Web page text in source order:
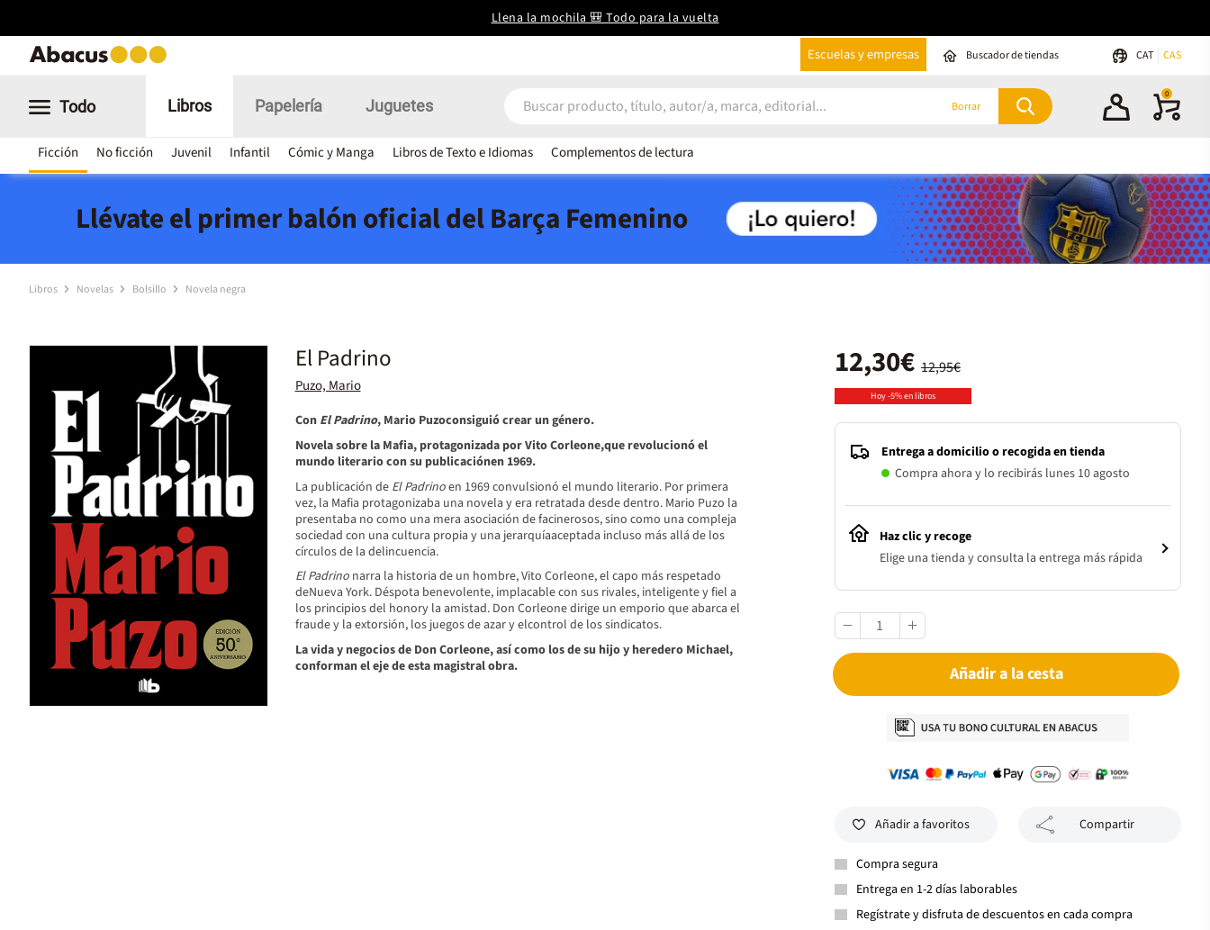
Llena la mochila 🎒 Todo para la vuelta
Escuelas y empresas Buscador de tiendas CAT CAS
Todo Libros
Ficción No ficción Juvenil Infantil Cómic y Manga Libros de Texto e Idiomas Complementos de lectura
Papelería Juguetes Borrar
0
Llévate el primer balón oficial del Barça Femenino
Libros Novelas Bolsillo Novela negra
El Padrino
Puzo, Mario
Con El Padrino, Mario Puzoconsiguió crear un género.
Novela sobre la Mafia, protagonizada por Vito Corleone,que revolucionó el
mundo literario con su publicaciónen 1969.
La publicación de El Padrinoen 1969 convulsionó el mundo literario. Por primera
vez, la Mafia protagonizaba una novela y era retratada desde dentro. Mario Puzo la
presentaba no como una mera asociación de facinerosos, sino como una compleja
sociedad con una cultura propia y una jerarquíaaceptada incluso más allá de los
círculos de la delincuencia.
El Padrino narra la historia de un hombre, Vito Corleone, el capo más respetado
deNueva York. Déspota benevolente, implacable con sus rivales, inteligente y fiel a
los principios del honory la amistad. Don Corleone dirige un emporio que abarca el
fraude y la extorsión, los juegos de azar y elcontrol de los sindicatos.
La vida y negocios de Don Corleone, así como los de su hijo y heredero Michael,
conforman el eje de esta magistral obra.
12,95€
12,30€
Hoy -5% en libros
Entrega a domicilio o recogida en tienda
Compra ahora y lo recibirás lunes 10 agosto
Haz clic y recoge
Elige una tienda y consulta la entrega más rápida
Añadir a la cesta
Añadir a favoritos Compartir
Compra segura
Entrega en 1-2 días laborables
Regístrate y disfruta de descuentos en cada compra